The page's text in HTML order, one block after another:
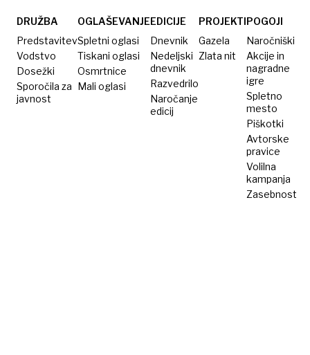
DRUŽBA
Predstavitev
Vodstvo
Dosežki
Sporočila za
javnost
OGLAŠEVANJE
Spletni oglasi
Tiskani oglasi
Osmrtnice
Mali oglasi
EDICIJE
Dnevnik
Nedeljski
dnevnik
Razvedrilo
Naročanje
edicij
PROJEKTI
Gazela
Zlata nit
POGOJI
Naročniški
Akcije in
nagradne
igre
Spletno
mesto
Piškotki
Avtorske
pravice
Volilna
kampanja
Zasebnost